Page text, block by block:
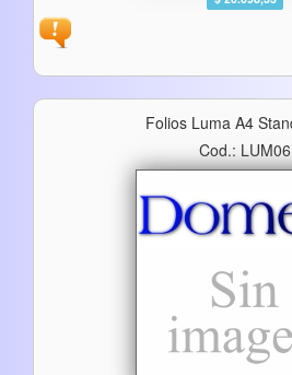
Folios Luma A4
Cod.: LUM06